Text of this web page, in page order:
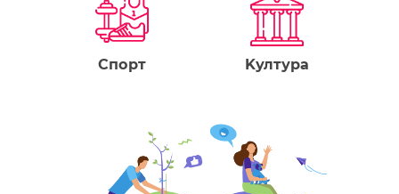
Спорт Kултура